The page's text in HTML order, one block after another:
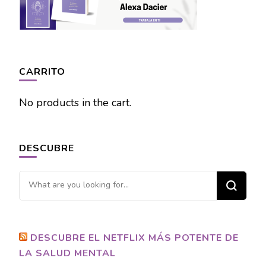
CARRITO
No products in the cart.
DESCUBRE
Looking
for
DESCUBRE EL NETFLIX MÁS POTENTE DE
LA SALUD MENTAL